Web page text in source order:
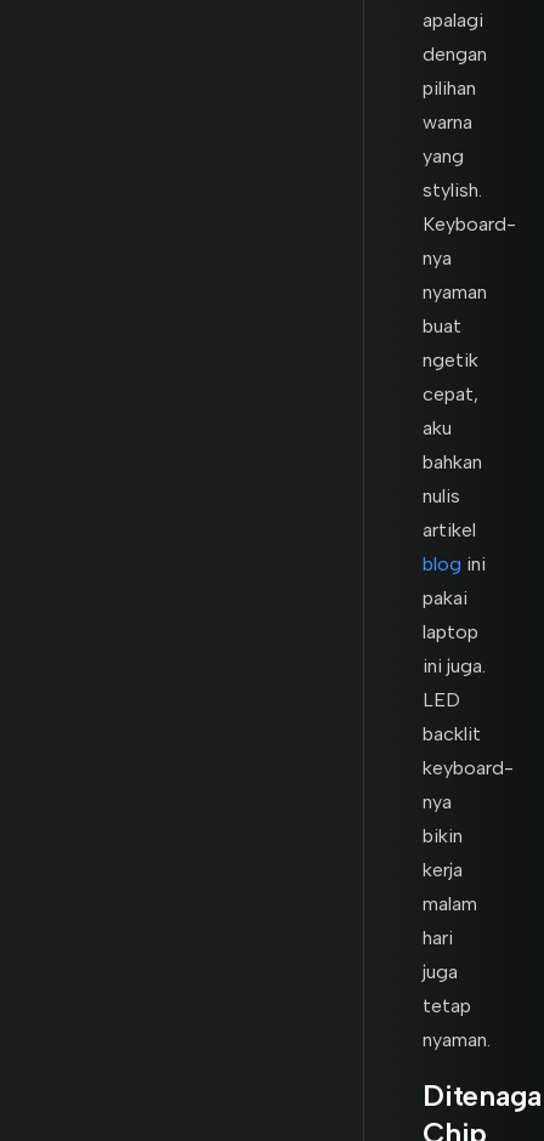
apalagi
dengan
pilihan
warna
yang
stylish.
Keyboard-
nya
nyaman
buat
ngetik
cepat,
aku
bahkan
nulis
artikel
blog ini
pakai
laptop
ini juga.
LED
backlit
keyboard-
nya
bikin
kerja
malam
hari
juga
tetap
nyaman.
Chip